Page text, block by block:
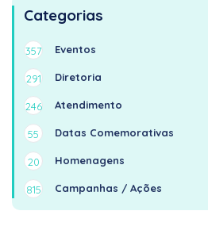
Categorias
357 Eventos
291 Diretoria
246 Atendimento
55 Datas Comemorativas
20 Homenagens
815 Campanhas / Ações